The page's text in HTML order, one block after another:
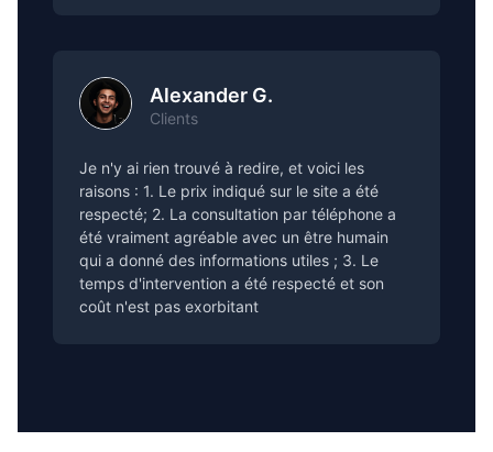
Alexander G.
Clients
Je n'y ai rien trouvé à redire, et voici les
raisons : 1. Le prix indiqué sur le site a été
respecté; 2. La consultation par téléphone a
été vraiment agréable avec un être humain
qui a donné des informations utiles ; 3. Le
temps d'intervention a été respecté et son
coût n'est pas exorbitant